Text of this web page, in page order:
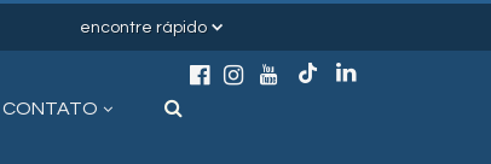
encontre rápido
CONTATO